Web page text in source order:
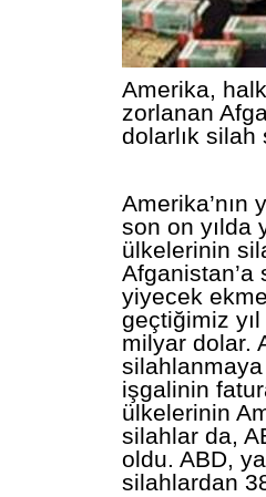
Amerika,
zorlanan
dolarlık silah
Amerika’nın
son on yılda
ülkelerinin
Afganistan’a
yiyecek
geçtiğimiz yıl
milyar dolar.
işgalinin
ülkelerinin
silahlar da,
oldu. ABD,
silahlardan